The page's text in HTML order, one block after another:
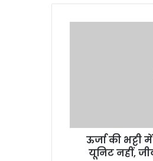
ऊर्जा की भट्टी
यूनिट नहीं,